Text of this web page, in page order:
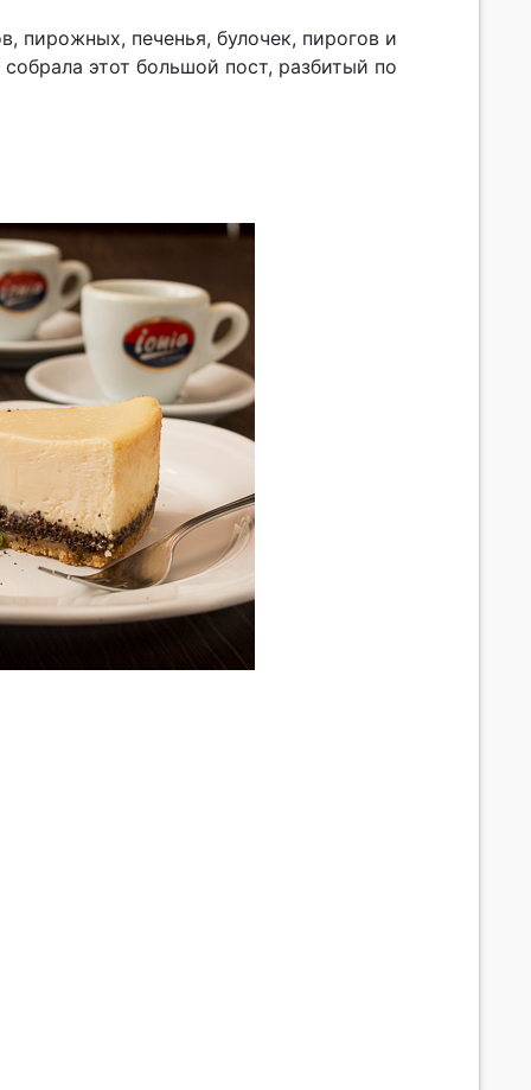
пирожных, печенья, булочек, пирогов и
этот большой пост, разбитый по